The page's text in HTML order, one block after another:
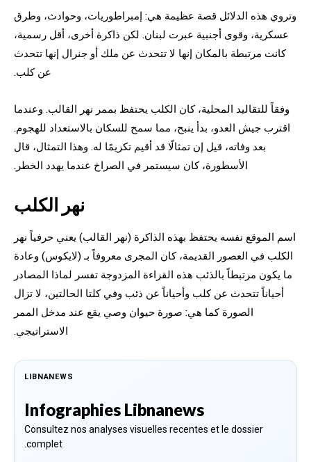
وتروي هذه الدلائل قصة عظيمة هي: إمبراطوريات، وحوادث، وطرق
عسكرية، وقوى أجنبية عبرت لبنان. لكن ذاكرة أخرى، أقل رسمية،
كانت مرتبطة بالمكان إنها لا تتحدث عن ملك أو جنرال إنها تتحدث
عن كلب.
وفقاً للتقاليد المحلية، كان الكلب يحتفظ بممر نهر القالب. وعندما
اقترب جيش العدو، بدأ ينبح، مما سمح للسكان بالاستعداد للهجوم.
بعد وفاته، قيل إن تمثالًا قد أقيم تكريمًا له. وهذا التمثال، قال
الأسطورة، كان سيستمر في الصراخ عندما يهدد الخطر.
نهر الكلب
اسم الموقع نفسه يحتفظ بهذه الذاكرة (نهر القالب) يعني حرفياً نهر
الكلب في العصور القديمة، كان المجرى معروفاً بـ (لايكوس) وعادة
ما يكون مرتبطاً بالذئب هذه القراءة المزدوجة تفسر لماذا المصادر
أحياناً تتحدث عن كلب وأحياناً عن ذئب وفي كلتا الحالتين، لا تزال
الصورة كما هي: صورة حيوان وصي يقع عند مدخل الممر
الاستراتيجي.
LIBNANEWS
Infographies Libnanews
Consultez nos analyses visuelles recentes et le dossier
complet.